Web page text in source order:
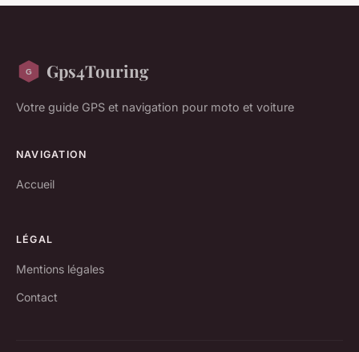
Gps4Touring
Votre guide GPS et navigation pour moto et voiture
NAVIGATION
Accueil
LÉGAL
Mentions légales
Contact